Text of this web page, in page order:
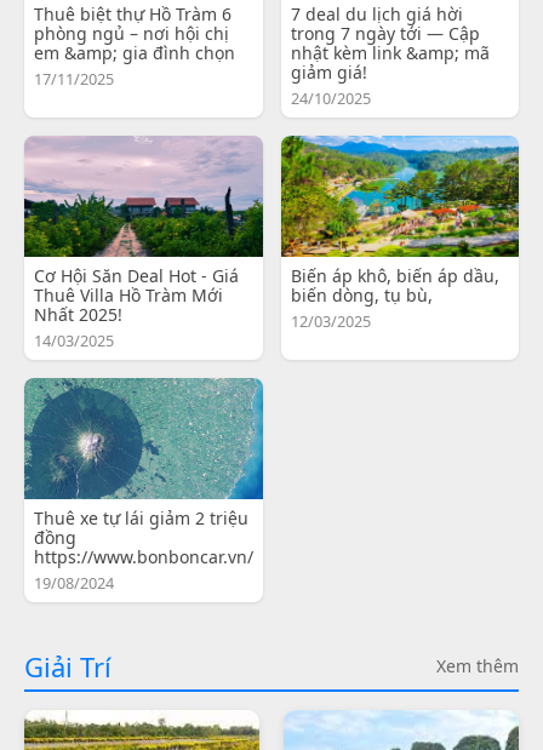
Thuê biệt thự Hồ Tràm 6
phòng ngủ – nơi hội chị
em &amp; gia đình chọn
17/11/2025
7 deal du lịch giá hời
trong 7 ngày tới — Cập
nhật kèm link &amp; mã
giảm giá!
24/10/2025
Cơ Hội Săn Deal Hot - Giá
Thuê Villa Hồ Tràm Mới
Nhất 2025!
14/03/2025
Biến áp khô, biến áp dầu,
biến dòng, tụ bù,
12/03/2025
Thuê xe tự lái giảm 2 triệu
đồng
https://www.bonboncar.vn/
19/08/2024
Giải Trí Xem thêm